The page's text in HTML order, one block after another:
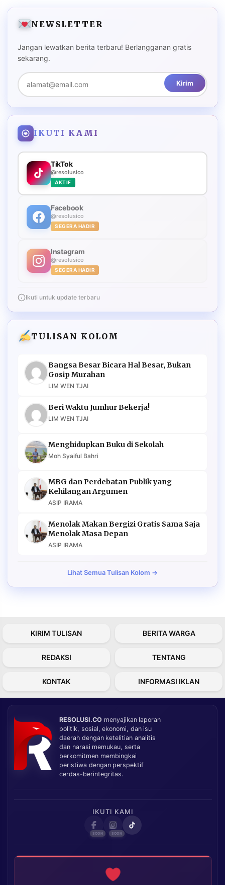
NEWSLETTER
Jangan lewatkan berita terbaru! Berlangganan gratis
sekarang.
Kirim
IKUTI KAMI
TikTok
@resolusico
AKTIF
Facebook
@resolusico
SEGERA HADIR
Instagram
@resolusico
SEGERA HADIR
Ikuti untuk update terbaru
TULISAN KOLOM
Bangsa Besar Bicara Hal Besar, Bukan
Gosip Murahan
LIM WEN TJAI
Beri Waktu Jumhur Bekerja!
LIM WEN TJAI
Menghidupkan Buku di Sekolah
Moh Syaiful Bahri
MBG dan Perdebatan Publik yang
Kehilangan Argumen
ASIP IRAMA
Menolak Makan Bergizi Gratis Sama Saja
Menolak Masa Depan
ASIP IRAMA
Lihat Semua Tulisan Kolom →
KIRIM TULISAN BERITA WARGA
REDAKSI TENTANG
KONTAK INFORMASI IKLAN
RESOLUSI.CO menyajikan laporan
politik, sosial, ekonomi, dan isu
daerah dengan ketelitian analitis
dan narasi memukau, serta
berkomitmen membingkai
peristiwa dengan perspektif
cerdas-berintegritas.
IKUTI KAMI